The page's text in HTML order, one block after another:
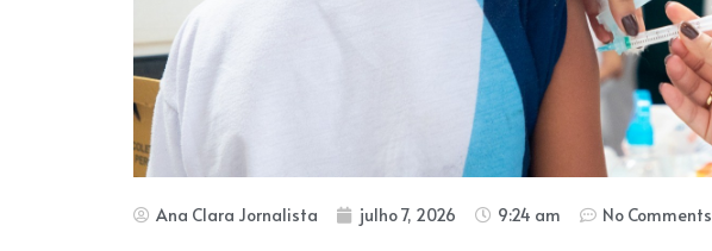
Ana Clara Jornalista julho 7, 2026 9:24 am No Comments